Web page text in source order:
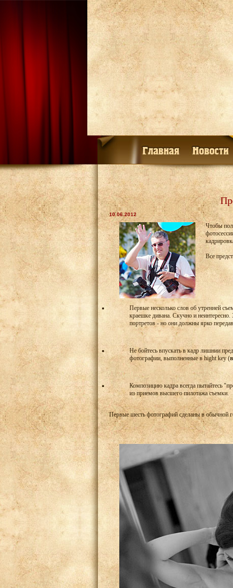
10.06.2012
Чтобы
Все
Первые несколько слов об утренней
краешке дивана. Скучно и неинтересно.
портретов - но они должны ярко
Не бойтесь впускать в кадр лишнии
фотографии, выполненные в hight key (
Композицию кадра всегда пытайтесь
из приемов высшего пилотажа съемки.
Первые шесть фотографий сделаны в обычной